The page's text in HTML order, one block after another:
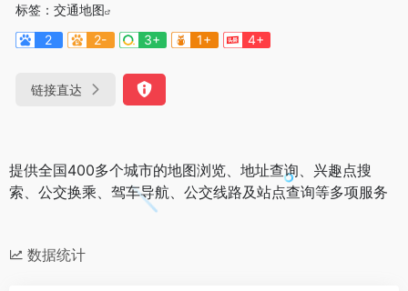
标签： 交通地图
2
2- 3+ 1+ 4+
链接直达
提供全国400多个城市的地图浏览、地址查询、兴趣点搜
索、公交换乘、驾车导航、公交线路及站点查询等多项服务
数据统计